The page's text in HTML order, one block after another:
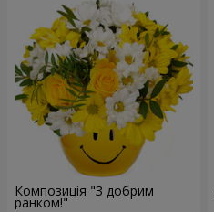
Композиція "З добрим
ранком!"